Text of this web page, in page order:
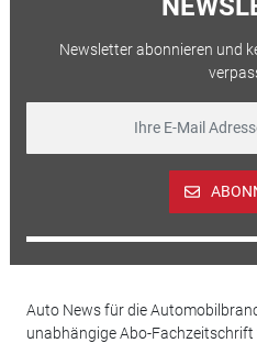
Newsletter abonnieren und
Auto News für die
unabhängige Abo-